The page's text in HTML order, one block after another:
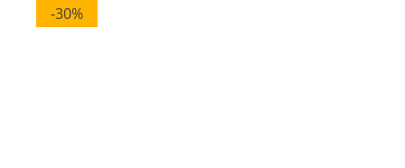
-30%